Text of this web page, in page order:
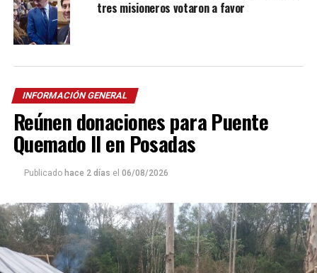
tres misioneros votaron a favor
INFORMACIÓN GENERAL
Reúnen donaciones para Puente
Quemado II en Posadas
Publicado hace 2 días el 06/08/2026